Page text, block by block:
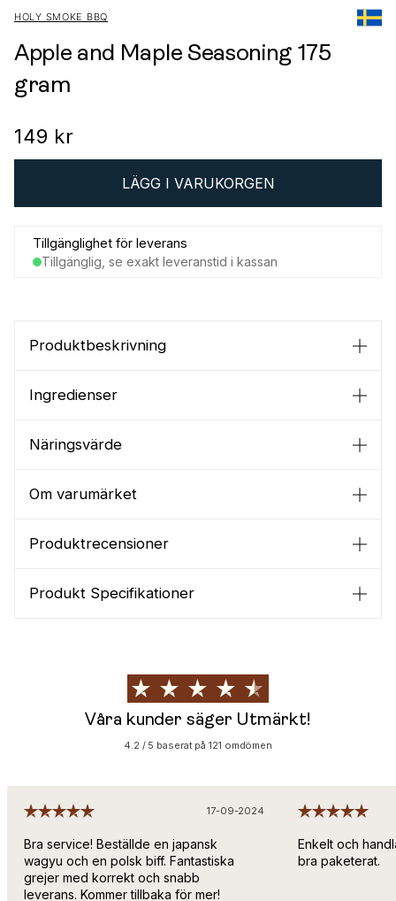
HOLY SMOKE BBQ
Apple and Maple Seasoning 175
gram
149 kr
LÄGG I VARUKORGEN
Tillgänglighet för leverans
Tillgänglig, se exakt leveranstid i kassan
Produktbeskrivning
Ingredienser
Näringsvärde
Om varumärket
Produktrecensioner
Produkt Specifikationer
Våra kunder säger Utmärkt!
4.2 / 5 baserat på 121 omdömen
17-09-2024
Bra service! Beställde en japansk
wagyu och en polsk biff. Fantastiska
grejer med korrekt och snabb
leverans. Kommer tillbaka för mer!
Enkelt och
bra paketerat.